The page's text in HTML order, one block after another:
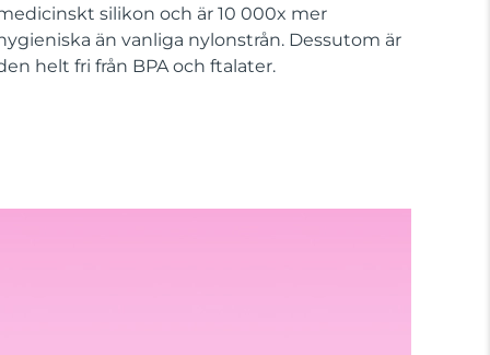
silikon och är 10 000x mer
än vanliga nylonstrån. Dessutom är
helt fri från BPA och ftalater.